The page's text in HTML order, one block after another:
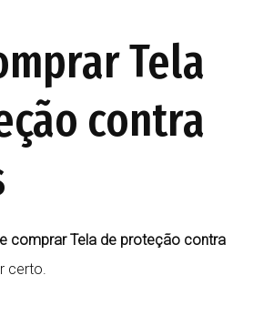
Tela
contra
comprar Tela de proteção contra
certo.